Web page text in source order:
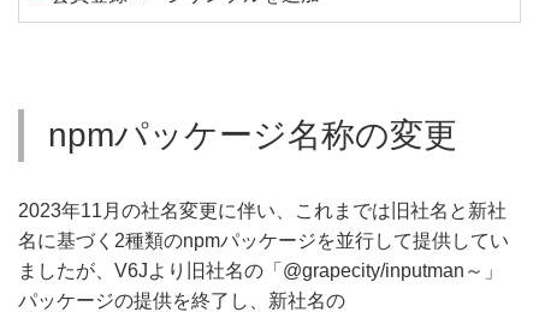
npmパッケージ名称の変更
2023年11月の社名変更に伴い、これまでは旧社名と新社
名に基づく2種類のnpmパッケージを並行して提供してい
ましたが、V6Jより旧社名の「@grapecity/inputman～」
パッケージの提供を終了し、新社名の